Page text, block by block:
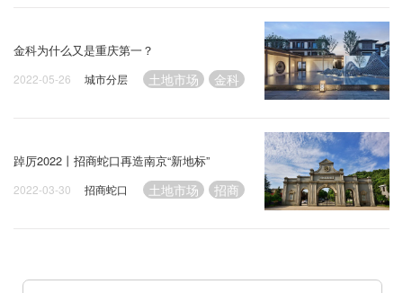
金科为什么又是重庆第一？
2022-05-26 城市分层 土地市场 金科
踔厉2022丨招商蛇口再造南京“新地标”
2022-03-30 招商蛇口 土地市场 招商